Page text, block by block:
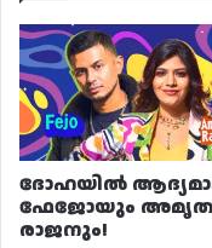
ദോഹയിൽ
ഫേജോയും അമൃത
രാജനും!